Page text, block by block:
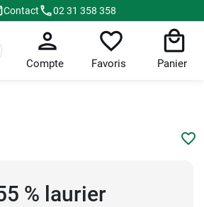
Contact 02 31 358 358
Compte Favoris Panier
% laurier